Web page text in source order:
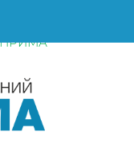
И СРОКИ
У МЕНЕДЖЕРОВ